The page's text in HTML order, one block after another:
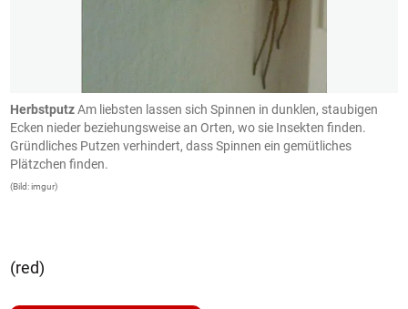
HerbstputzAm liebsten lassen sich Spinnen in dunklen, staubigen
Ecken nieder beziehungsweise an Orten, wo sie Insekten finden.
Gründliches Putzen verhindert, dass Spinnen ein gemütliches
Plätzchen finden.
(Bild: imgur)
(red)